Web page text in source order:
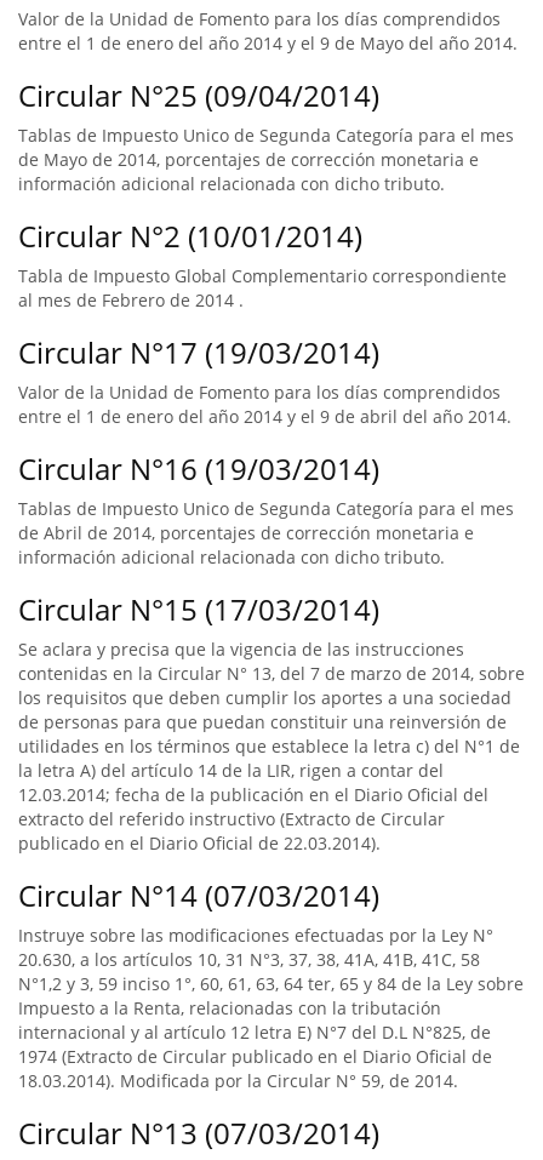
Valor de la Unidad de Fomento para los días comprendidos
entre el 1 de enero del año 2014 y el 9 de Mayo del año 2014.
Circular N°25 (09/04/2014)
Tablas de Impuesto Unico de Segunda Categoría para el mes
de Mayo de 2014, porcentajes de corrección monetaria e
información adicional relacionada con dicho tributo.
Circular N°2 (10/01/2014)
Tabla de Impuesto Global Complementario correspondiente
al mes de Febrero de 2014 .
Circular N°17 (19/03/2014)
Valor de la Unidad de Fomento para los días comprendidos
entre el 1 de enero del año 2014 y el 9 de abril del año 2014.
Circular N°16 (19/03/2014)
Tablas de Impuesto Unico de Segunda Categoría para el mes
de Abril de 2014, porcentajes de corrección monetaria e
información adicional relacionada con dicho tributo.
Circular N°15 (17/03/2014)
Se aclara y precisa que la vigencia de las instrucciones
contenidas en la Circular N° 13, del 7 de marzo de 2014, sobre
los requisitos que deben cumplir los aportes a una sociedad
de personas para que puedan constituir una reinversión de
utilidades en los términos que establece la letra c) del N°1 de
la letra A) del artículo 14 de la LIR, rigen a contar del
12.03.2014; fecha de la publicación en el Diario Oficial del
extracto del referido instructivo (Extracto de Circular
publicado en el Diario Oficial de 22.03.2014).
Circular N°14 (07/03/2014)
Instruye sobre las modificaciones efectuadas por la Ley N°
20.630, a los artículos 10, 31 N°3, 37, 38, 41A, 41B, 41C, 58
N°1,2 y 3, 59 inciso 1°, 60, 61, 63, 64 ter, 65 y 84 de la Ley sobre
Impuesto a la Renta, relacionadas con la tributación
internacional y al artículo 12 letra E) N°7 del D.L N°825, de
1974 (Extracto de Circular publicado en el Diario Oficial de
18.03.2014). Modificada por la Circular N° 59, de 2014.
Circular N°13 (07/03/2014)